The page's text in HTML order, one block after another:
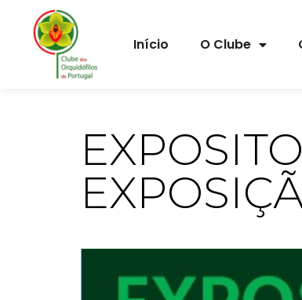
Início O Clube